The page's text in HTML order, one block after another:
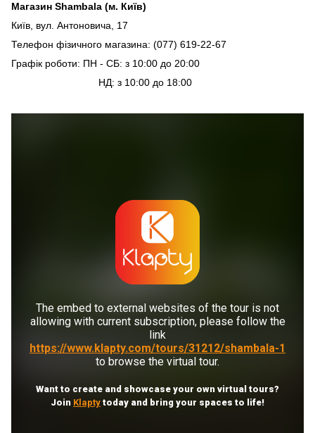
Магазин Shambala (м. Київ)
Київ, вул. Антоновича, 17
Телефон фізичного магазина: (077) 619-22-67
Графік роботи: ПН - СБ: з 10:00 до 20:00
НД: з 10:00 до 18:00